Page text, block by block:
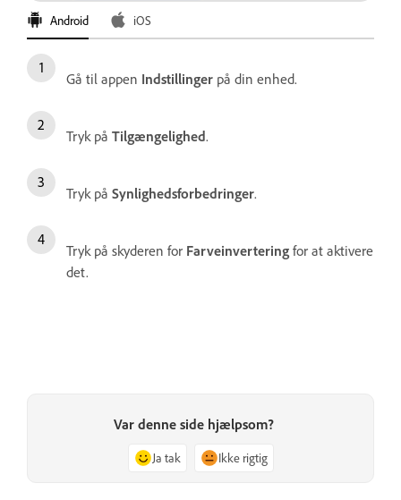
Android iOS
Gå til appen Indstillinger på din enhed.
Tryk på Tilgængelighed.
Tryk på Synlighedsforbedringer.
Tryk på skyderen for Farveinvertering for at aktivere
det.
Var denne side hjælpsom?
Ja tak Ikke rigtig